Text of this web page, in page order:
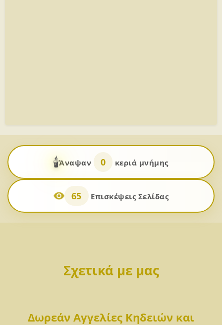
🕯️Άναψαν 0 κεριά μνήμης
65 Επισκέψεις Σελίδας
Σχετικά με μας
Δωρεάν Αγγελίες Κηδειών και